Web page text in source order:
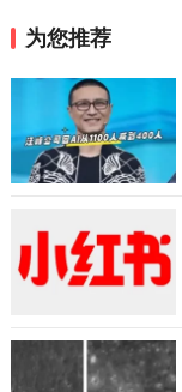
为您推荐